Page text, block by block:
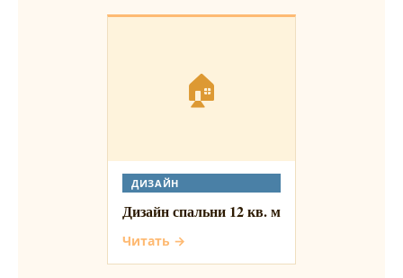
🏠
ДИЗАЙН
Дизайн спальни 12 кв. м
Читать →